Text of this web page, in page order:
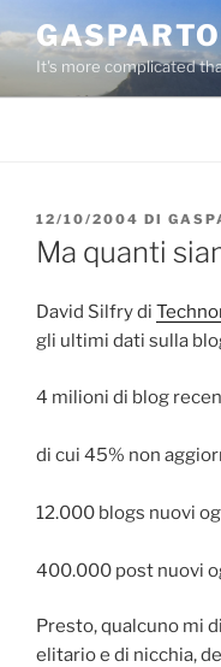
al
contenuto
It's more complicated
PUBBLICATO
IL
12/10/2004 DI
Ma quanti
David Silfry di
gli ultimi dati sulla
4 milioni di blog
di cui 45% non
12.000 blogs nuovi
400.000 post nuovi
Presto, qualcuno mi
elitario e di nicchia,